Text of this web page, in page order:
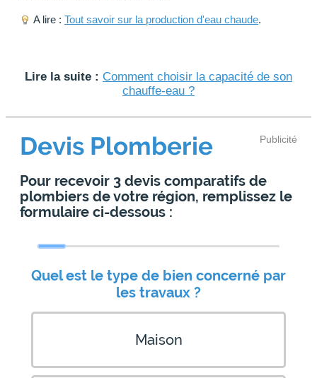
A lire : Tout savoir sur la production d'eau chaude.
Lire la suite : Comment choisir la capacité de son
chauffe-eau ?
Publicité
Devis Plomberie
Pour recevoir 3 devis comparatifs de
plombiers de votre région, remplissez le
formulaire ci-dessous :
Quel est le type de bien concerné par
les travaux ?
Maison